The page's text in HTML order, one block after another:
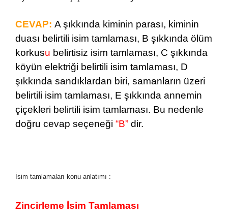
CEVAP: A şıkkında kiminin parası, kiminin
duası belirtili isim tamlaması, B şıkkında ölüm
korkusu belirtisiz isim tamlaması, C şıkkında
köyün elektriği belirtili isim tamlaması, D
şıkkında sandıklardan biri, samanların üzeri
belirtili isim tamlaması, E şıkkında annemin
çiçekleri belirtili isim tamlaması. Bu nedenle
doğru cevap seçeneği “B” dir.
İsim tamlamaları konu anlatımı :
Zincirleme İsim Tamlaması